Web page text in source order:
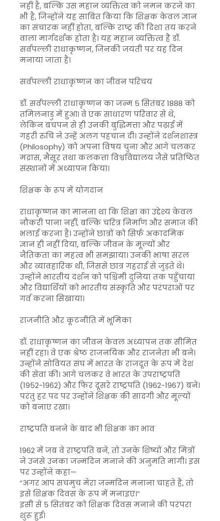
नहीं है, बल्कि उस महान व्यक्तित्व को नमन करने का
भी है, जिन्होंने यह साबित किया कि शिक्षक केवल ज्ञान
का संचारक नहीं होता, बल्कि राष्ट्र की दिशा तय करने
वाला मार्गदर्शक होता है। यह महान व्यक्तित्व हैं डॉ.
सर्वपल्ली राधाकृष्णन, जिनकी जयंती पर यह दिन
मनाया जाता है।
सर्वपल्ली राधाकृष्णन का जीवन परिचय
डॉ. सर्वपल्ली राधाकृष्णन का जन्म 5 सितंबर 1888 को
तमिलनाडु में हुआ। वे एक साधारण परिवार से थे,
लेकिन बचपन से ही उनकी बुद्धिमत्ता और पढ़ाई में
गहरी रुचि ने उन्हें अलग पहचान दी। उन्होंने दर्शनशास्त्र
(Philosophy) को अपना विषय चुना और आगे चलकर
मद्रास, मैसूर तथा कलकत्ता विश्वविद्यालय जैसे प्रतिष्ठित
संस्थानों में अध्यापन किया।
शिक्षक के रूप में योगदान
राधाकृष्णन का मानना था कि शिक्षा का उद्देश्य केवल
नौकरी पाना नहीं, बल्कि चरित्र निर्माण और समाज की
भलाई करना है। उन्होंने छात्रों को सिर्फ अकादमिक
ज्ञान ही नहीं दिया, बल्कि जीवन के मूल्यों और
नैतिकता का महत्व भी समझाया। उनकी भाषा सरल
और व्यावहारिक थी, जिससे छात्र गहराई से जुड़ते थे।
उन्होंने भारतीय दर्शन को पश्चिमी दुनिया तक पहुँचाया
और विद्यार्थियों को भारतीय संस्कृति और परंपराओं पर
गर्व करना सिखाया।
राजनीति और कूटनीति में भूमिका
डॉ. राधाकृष्णन का जीवन केवल अध्यापन तक सीमित
नहीं रहा। वे एक श्रेष्ठ राजनयिक और राजनेता भी बने।
उन्होंने सोवियत संघ में भारत के राजदूत के रूप में देश
की सेवा की। आगे चलकर वे भारत के उपराष्ट्रपति
(1952-1962) और फिर दूसरे राष्ट्रपति (1962-1967) बने।
परंतु हर पद पर उन्होंने शिक्षक की सादगी और मूल्यों
को बनाए रखा।
राष्ट्रपति बनने के बाद भी शिक्षक का भाव
1962 में जब वे राष्ट्रपति बने, तो उनके शिष्यों और मित्रों
ने उनसे उनका जन्मदिन मनाने की अनुमति मांगी। इस
पर उन्होंने कहा—
“अगर आप सचमुच मेरा जन्मदिन मनाना चाहते हैं, तो
इसे शिक्षक दिवस के रूप में मनाइए।”
इसी से 5 सितंबर को शिक्षक दिवस मनाने की परंपरा
शुरू हुई।